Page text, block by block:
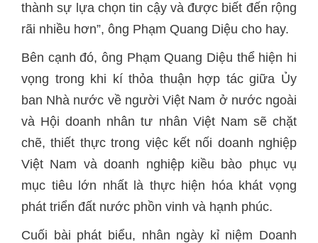
thành sự lựa chọn tin cậy và được biết đến rộng
rãi nhiều hơn”, ông Phạm Quang Diệu cho hay.
Bên cạnh đó, ông Phạm Quang Diệu thể hiện hi
vọng trong khi kí thỏa thuận hợp tác giữa Ủy
ban Nhà nước về người Việt Nam ở nước ngoài
và Hội doanh nhân tư nhân Việt Nam sẽ chặt
chẽ, thiết thực trong việc kết nối doanh nghiệp
Việt Nam và doanh nghiệp kiều bào phục vụ
mục tiêu lớn nhất là thực hiện hóa khát vọng
phát triển đất nước phồn vinh và hạnh phúc.
Cuối bài phát biểu, nhân ngày kỉ niệm Doanh